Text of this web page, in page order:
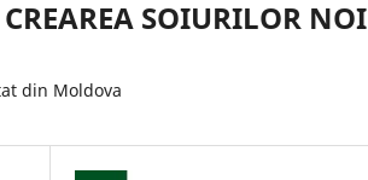
SOIURILOR NOI
din Moldova